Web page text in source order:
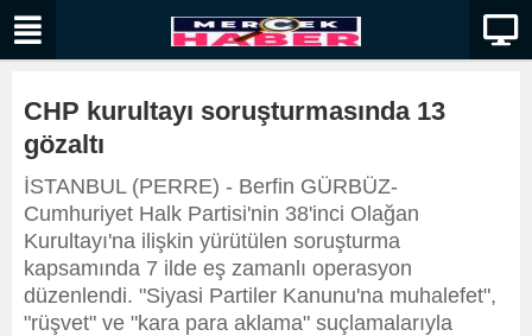
CHP kurultayı soruşturmasında 13
gözaltı
İSTANBUL (PERRE) - Berfin GÜRBÜZ-
Cumhuriyet Halk Partisi'nin 38'inci Olağan
Kurultayı'na ilişkin yürütülen soruşturma
kapsamında 7 ilde eş zamanlı operasyon
düzenlendi. "Siyasi Partiler Kanunu'na muhalefet",
"rüşvet" ve "kara para aklama" suçlamalarıyla